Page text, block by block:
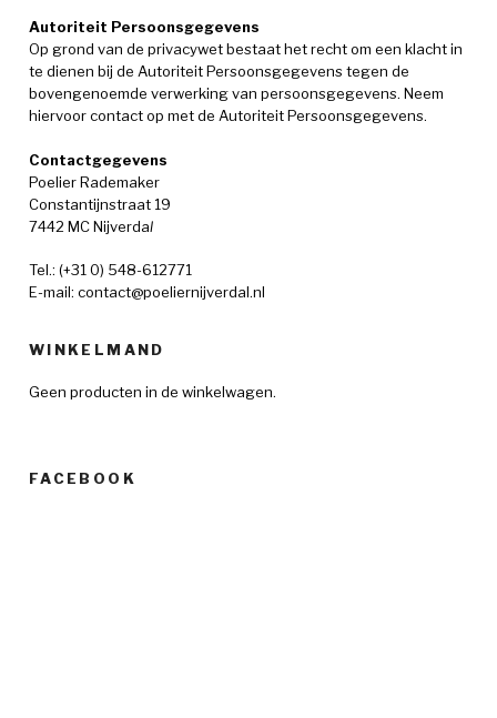
Autoriteit Persoonsgegevens
Op grond van de privacywet bestaat het recht om een klacht in
te dienen bij de Autoriteit Persoonsgegevens tegen de
bovengenoemde verwerking van persoonsgegevens. Neem
hiervoor contact op met de Autoriteit Persoonsgegevens.
Contactgegevens
Poelier Rademaker
Constantijnstraat 19
7442 MC Nijverdal
Tel.: (+31 0) 548-612771
E-mail: contact@poeliernijverdal.nl
WINKELMAND
Geen producten in de winkelwagen.
FACEBOOK